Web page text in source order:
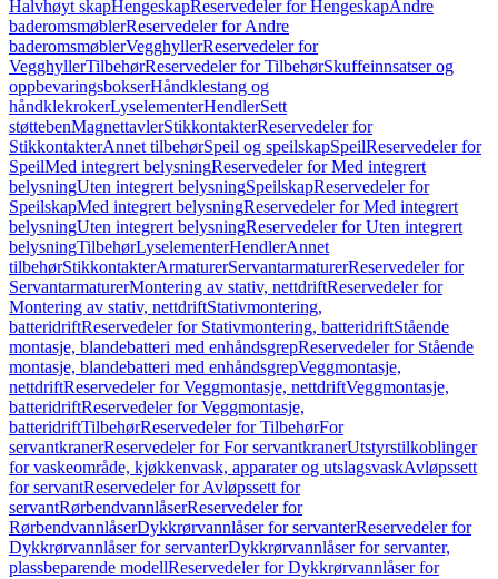
Halvhøyt skapHengeskapReservedeler for HengeskapAndre
baderomsmøblerReservedeler for Andre
baderomsmøblerVegghyllerReservedeler for
VegghyllerTilbehørReservedeler for TilbehørSkuffeinnsatser og
oppbevaringsbokserHåndklestang og
håndklekrokerLyselementerHendlerSett
støttebenMagnettavlerStikkontakterReservedeler for
StikkontakterAnnet tilbehørSpeil og speilskapSpeilReservedeler for
SpeilMed integrert belysningReservedeler for Med integrert
belysningUten integrert belysningSpeilskapReservedeler for
SpeilskapMed integrert belysningReservedeler for Med integrert
belysningUten integrert belysningReservedeler for Uten integrert
belysningTilbehørLyselementerHendlerAnnet
tilbehørStikkontakterArmaturerServantarmaturerReservedeler for
ServantarmaturerMontering av stativ, nettdriftReservedeler for
Montering av stativ, nettdriftStativmontering,
batteridriftReservedeler for Stativmontering, batteridriftStående
montasje, blandebatteri med enhåndsgrepReservedeler for Stående
montasje, blandebatteri med enhåndsgrepVeggmontasje,
nettdriftReservedeler for Veggmontasje, nettdriftVeggmontasje,
batteridriftReservedeler for Veggmontasje,
batteridriftTilbehørReservedeler for TilbehørFor
servantkranerReservedeler for For servantkranerUtstyrstilkoblinger
for vaskeområde, kjøkkenvask, apparater og utslagsvaskAvløpssett
for servantReservedeler for Avløpssett for
servantRørbendvannlåserReservedeler for
RørbendvannlåserDykkrørvannlåser for servanterReservedeler for
Dykkrørvannlåser for servanterDykkrørvannlåser for servanter,
plassbeparende modellReservedeler for Dykkrørvannlåser for